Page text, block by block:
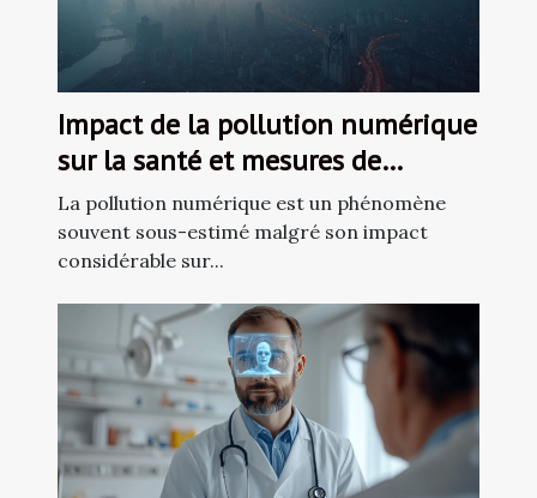
Impact de la pollution numérique
sur la santé et mesures de
réduction des risques
La pollution numérique est un phénomène
souvent sous-estimé malgré son impact
considérable sur...